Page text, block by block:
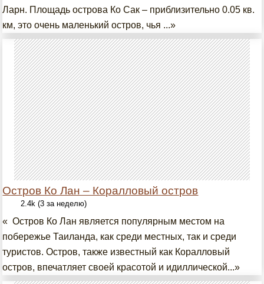
Ларн. Площадь острова Ко Сак – приблизительно 0.05 кв.
км, это очень маленький остров, чья ...»
Остров Ко Лан – Коралловый остров
2.4k (3 за неделю)
« Остров Ко Лан является популярным местом на
побережье Таиланда, как среди местных, так и среди
туристов. Остров, также известный как Коралловый
остров, впечатляет своей красотой и идиллической...»